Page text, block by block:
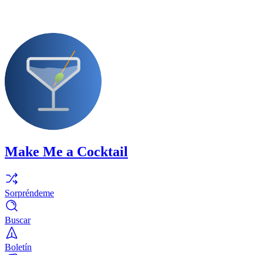
Make Me a Cocktail
Sorpréndeme
Buscar
Boletín